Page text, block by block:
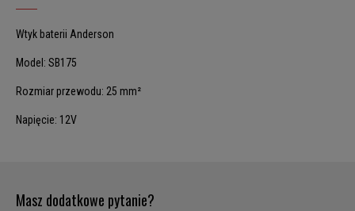
Wtyk baterii Anderson
Model: SB175
Rozmiar przewodu: 25 mm²
Napięcie: 12V
Masz dodatkowe pytanie?